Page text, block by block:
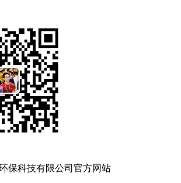
保科技有限公司官方网站